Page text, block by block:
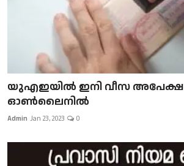
യുഎഇയിൽ ഇനി വീസ അപേക്ഷ
ഓൺലൈനിൽ
Admin Jan 23, 2023 0